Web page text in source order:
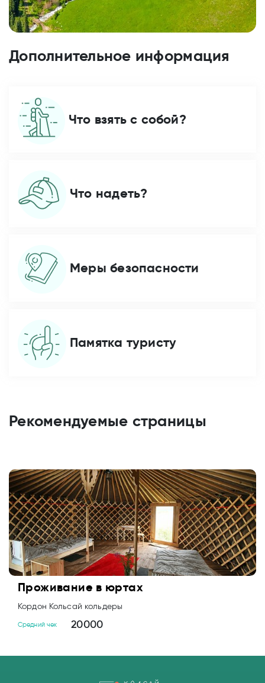
Дополнительное информация
Что взять с собой?
Что надеть?
Меры безопасности
Памятка туристу
Рекомендуемые страницы
Проживание в юртах
Кордон Кольсай кольдеры
Средний чек 20000